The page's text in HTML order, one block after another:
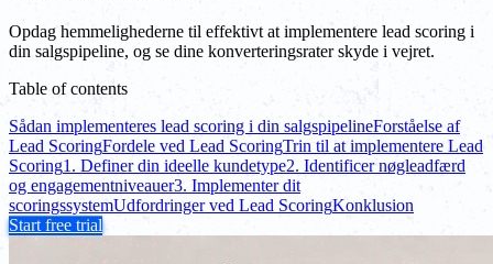
Opdag hemmelighederne til effektivt at implementere lead scoring i
din salgspipeline, og se dine konverteringsrater skyde i vejret.
Table of contents
Sådan implementeres lead scoring i din salgspipelineForståelse af
Lead ScoringFordele ved Lead ScoringTrin til at implementere Lead
Scoring1. Definer din ideelle kundetype2. Identificer nøgleadfærd
og engagementniveauer3. Implementer dit
scoringssystemUdfordringer ved Lead ScoringKonklusion
Start free trial